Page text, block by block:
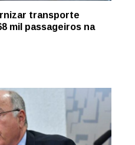
transporte
mil passageiros na